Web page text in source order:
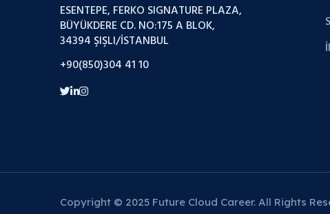
ESENTEPE, FERKO SIGNATURE PLAZA,
BÜYÜKDERE CD. NO:175 A BLOK,
34394 ŞIŞLI/İSTANBUL
+90(850)304 41 10
Copyright © 2025 Future Cloud Career. All Rights